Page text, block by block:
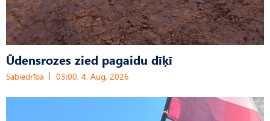
Ūdensrozes zied pagaidu dīķī
Sabiedrība 03:00, 4. Aug, 2026